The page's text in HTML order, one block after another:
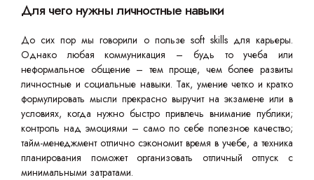
Для чего нужны личностные навыки
До сих пор мы говорили о пользе soft skills для карьеры.
Однако любая коммуникация – будь то учеба или
неформальное общение – тем проще, чем более развиты
личностные и социальные навыки. Так, умение четко и кратко
формулировать мысли прекрасно выручит на экзамене или в
условиях, когда нужно быстро привлечь внимание публики;
контроль над эмоциями – само по себе полезное качество;
тайм-менеджмент отлично сэкономит время в учебе, а техника
планирования поможет организовать отличный отпуск с
минимальными затратами.